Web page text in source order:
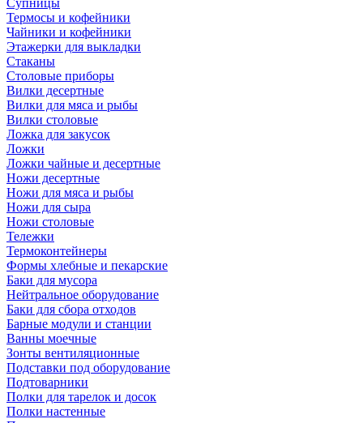
Супницы
Термосы и кофейники
Чайники и кофейники
Этажерки для выкладки
Стаканы
Столовые приборы
Вилки десертные
Вилки для мяса и рыбы
Вилки столовые
Ложка для закусок
Ложки
Ложки чайные и десертные
Ножи десертные
Ножи для мяса и рыбы
Ножи для сыра
Ножи столовые
Тележки
Термоконтейнеры
Формы хлебные и пекарские
Баки для мусора
Нейтральное оборудование
Баки для сбора отходов
Барные модули и станции
Ванны моечные
Зонты вентиляционные
Подставки под оборудование
Подтоварники
Полки для тарелок и досок
Полки настенные